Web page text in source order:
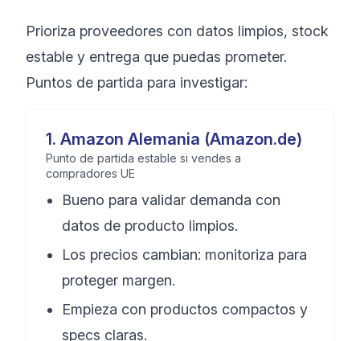
Prioriza proveedores con datos limpios, stock
estable y entrega que puedas prometer.
Puntos de partida para investigar:
1. Amazon Alemania (Amazon.de)
Punto de partida estable si vendes a
compradores UE
Bueno para validar demanda con
datos de producto limpios.
Los precios cambian: monitoriza para
proteger margen.
Empieza con productos compactos y
specs claras.